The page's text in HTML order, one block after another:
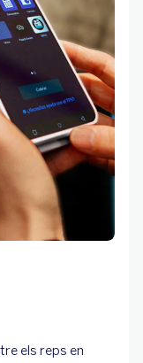
els reps en